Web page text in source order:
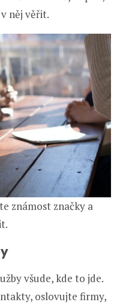
něj věřit.
známost značky a
všude, kde to jde.
oslovujte firmy,